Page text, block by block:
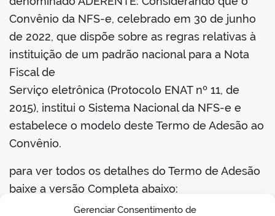
Gerenciar Consentimento de
Convênio da NFS-e, celebrado em 30 de junho
de 2022, que dispõe sobre as regras relativas à
instituição de um padrão nacional para a Nota
Fiscal de
Serviço eletrônica (Protocolo ENAT nº 11, de
2015), institui o Sistema Nacional da NFS-e e
estabelece o modelo deste Termo de Adesão ao
Convênio.
para ver todos os detalhes do Termo de Adesão
baixe a versão Completa abaixo: